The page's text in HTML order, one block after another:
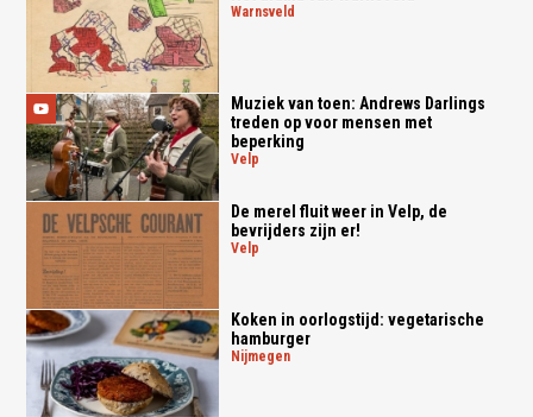
warnsveld
Muziek van toen: Andrews Darlings
treden op voor mensen met
beperking
velp
De merel fluit weer in Velp, de
bevrijders zijn er!
velp
Koken in oorlogstijd: vegetarische
hamburger
nijmegen